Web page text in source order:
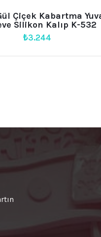
Çiçek Kabartma
Silikon Kalıp K-532
₺3.244